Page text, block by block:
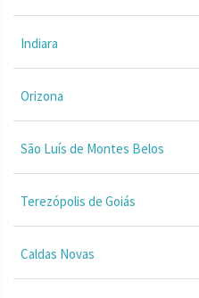
Indiara
Orizona
São Luís de Montes Belos
Terezópolis de Goiás
Caldas Novas